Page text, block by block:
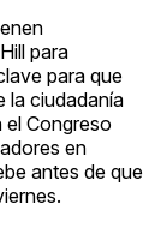
para
para que
la ciudadanía
el Congreso
en
antes de que